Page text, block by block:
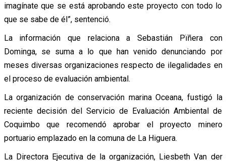
imagínate que se está aprobando este proyecto con todo lo
que se sabe de él”, sentenció.
La información que relaciona a Sebastián Pïñera con
Dominga, se suma a lo que han venido denunciando por
meses diversas organizaciones respecto de ilegalidades en
el proceso de evaluación ambiental.
La organización de conservación marina Oceana, fustigó la
reciente decisión del Servicio de Evaluación Ambiental de
Coquimbo que recomendó aprobar el proyecto minero
portuario emplazado en la comuna de La Higuera.
La Directora Ejecutiva de la organización, Liesbeth Van der